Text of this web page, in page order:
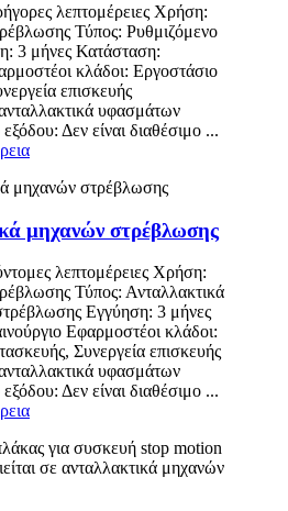
λεπτομέρειες Χρήση:
Τύπος: Ρυθμιζόμενο
3 μήνες Κατάσταση:
κλάδοι: Εργοστάσιο
επισκευής
υφασμάτων
Δεν είναι διαθέσιμο ...
μηχανών στρέβλωσης
λεπτομέρειες Χρήση:
Τύπος: Ανταλλακτικά
Εγγύηση: 3 μήνες
Εφαρμοστέοι κλάδοι:
Συνεργεία επισκευής
υφασμάτων
Δεν είναι διαθέσιμο ...